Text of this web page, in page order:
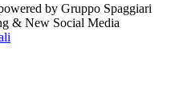
by Gruppo Spaggiari
& New Social Media